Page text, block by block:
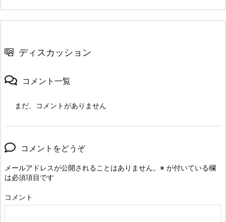
ディスカッション
コメント一覧
まだ、コメントがありません
コメントをどうぞ
メールアドレスが公開されることはありません。 ※ が付いている欄
は必須項目です
コメント